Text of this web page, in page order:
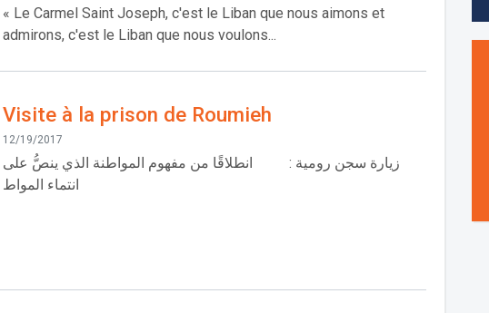
« Le Carmel Saint Joseph, c'est le Liban que nous aimons et
admirons, c'est le Liban que nous voulons...
Visite à la prison de Roumieh
12/19/2017
زيارة سجن رومية : انطلاقًا من مفهوم المواطنة الذي ينصُّ على
انتماء المواط